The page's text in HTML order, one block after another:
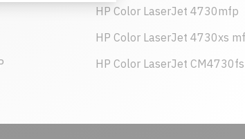
HP Color LaserJet 4730mfp
HP Color LaserJet 4730xs
HP Color LaserJet